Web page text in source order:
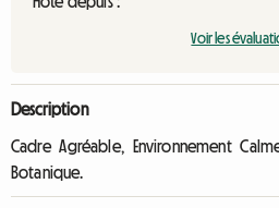
Voir les
Description
Cadre Agréable, Environnement
Botanique.